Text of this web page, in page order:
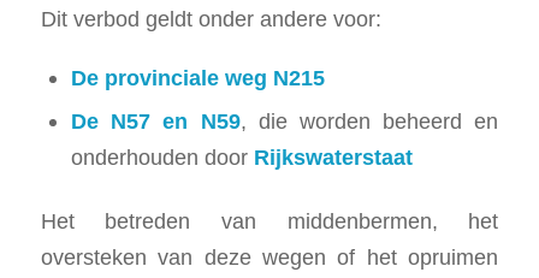
Dit verbod geldt onder andere voor:
De provinciale weg N215
De N57 en N59, die worden beheerd en
onderhouden door Rijkswaterstaat
Het betreden van middenbermen, het
oversteken van deze wegen of het opruimen